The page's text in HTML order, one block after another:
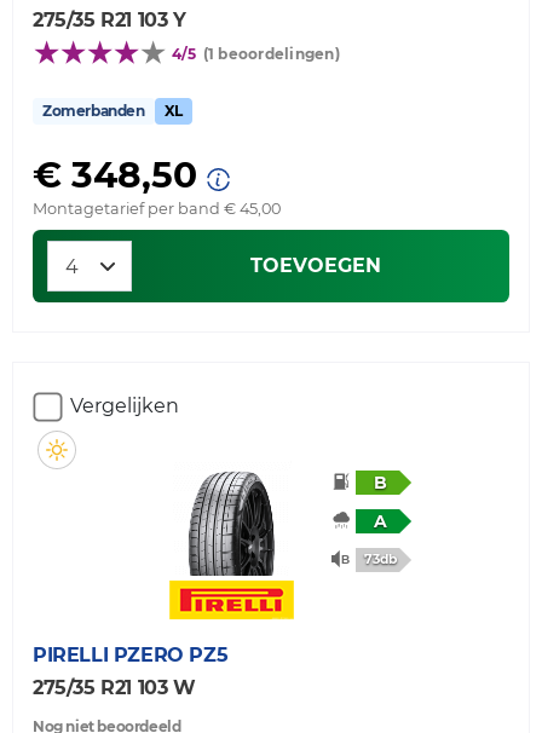
275/35 R21 103 Y
4/5 (1 beoordelingen)
Zomerbanden XL
€ 348,50
Montagetarief per band € 45,00
TOEVOEGEN
Vergelijken
B
A
73db
PIRELLI
PZERO PZ5
275/35 R21 103 W
Nog niet beoordeeld